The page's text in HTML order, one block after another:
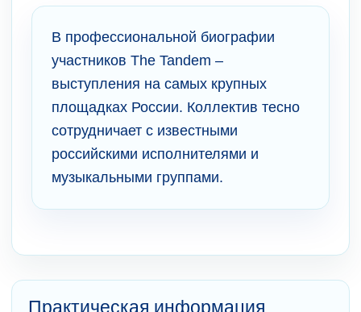
В профессиональной биографии
участников The Tandem –
выступления на самых крупных
площадках России. Коллектив тесно
сотрудничает с известными
российскими исполнителями и
музыкальными группами.
Практическая информация